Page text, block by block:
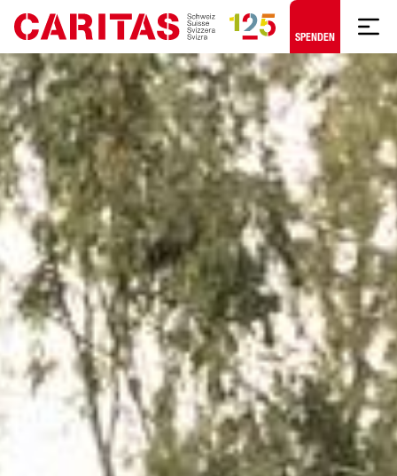
Zum Hauptinhalt springen
SPENDEN